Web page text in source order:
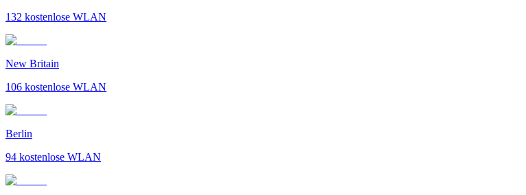
132 kostenlose WLAN
New Britain
106 kostenlose WLAN
Berlin
94 kostenlose WLAN